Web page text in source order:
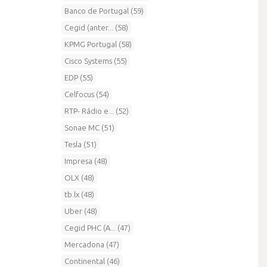
Banco de Portugal (59)
Cegid (anter... (58)
KPMG Portugal (58)
Cisco Systems (55)
EDP (55)
Celfocus (54)
RTP- Rádio e... (52)
Sonae MC (51)
Tesla (51)
Impresa (48)
OLX (48)
tb.lx (48)
Uber (48)
Cegid PHC (A... (47)
Mercadona (47)
Continental (46)